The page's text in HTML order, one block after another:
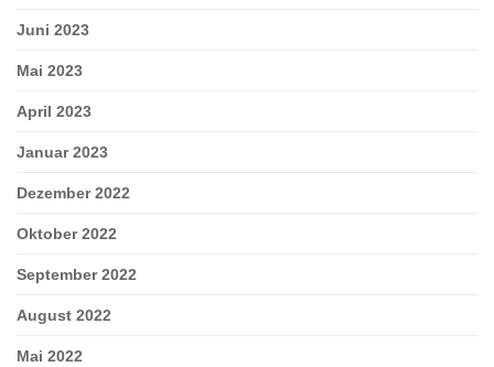
Juni 2023
Mai 2023
April 2023
Januar 2023
Dezember 2022
Oktober 2022
September 2022
August 2022
Mai 2022